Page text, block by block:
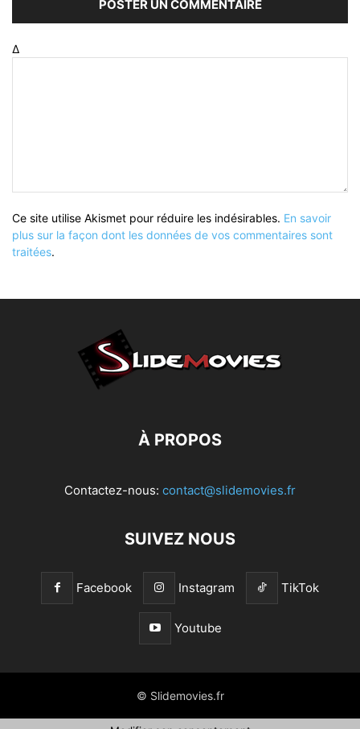
Δ
Ce site utilise Akismet pour réduire les indésirables. En savoir
plus sur la façon dont les données de vos commentaires sont
traitées.
À PROPOS
Contactez-nous: contact@slidemovies.fr
SUIVEZ NOUS
Facebook Instagram TikTok
Youtube
© Slidemovies.fr